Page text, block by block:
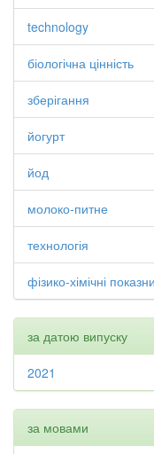
technology
біологічна цінність
зберігання
йогурт
йод
молоко-питне
технологія
фізико-хімічні
за датою випуску
2021
за мовами